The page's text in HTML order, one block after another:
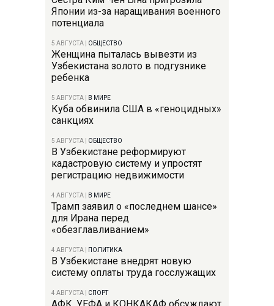
Японии из-за наращивания военного
потенциала
5 АВГУСТА ОБЩЕСТВО
Женщина пыталась вывезти из
Узбекистана золото в подгузнике
ребенка
5 АВГУСТА В МИРЕ
Куба обвинила США в «геноцидных»
санкциях
5 АВГУСТА ОБЩЕСТВО
В Узбекистане реформируют
кадастровую систему и упростят
регистрацию недвижимости
4 АВГУСТА В МИРЕ
Трамп заявил о «последнем шансе»
для Ирана перед
«обезглавливанием»
4 АВГУСТА ПОЛИТИКА
В Узбекистане внедрят новую
систему оплаты труда госслужащих
4 АВГУСТА СПОРТ